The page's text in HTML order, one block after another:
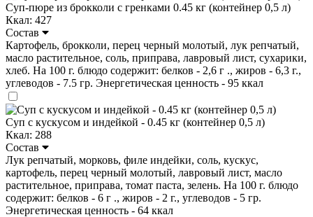
Суп-пюре из брокколи с гренками 0.45 кг (контейнер 0,5 л)
Ккал: 427
Состав
Картофель, брокколи, перец черный молотый, лук репчатый,
масло растительное, соль, приправа, лавровый лист, сухарики,
хлеб. На 100 г. блюдо содержит: белков - 2,6 г ., жиров - 6,3 г.,
углеводов - 7.5 гр. Энергетическая ценность - 95 ккал
Суп с кускусом и индейкой - 0.45 кг (контейнер 0,5 л)
Ккал: 288
Состав
Лук репчатый, морковь, филе индейки, соль, кускус,
картофель, перец черный молотый, лавровый лист, масло
растительное, приправа, томат паста, зелень. На 100 г. блюдо
содержит: белков - 6 г ., жиров - 2 г., углеводов - 5 гр.
Энергетическая ценность - 64 ккал